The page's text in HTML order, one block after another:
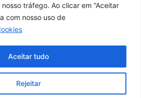
tráfego. Ao clicar em “Aceitar
com nosso uso de
Rejeitar
Aceitar tudo